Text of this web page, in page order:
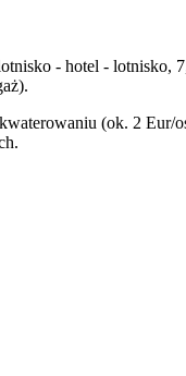
- hotel -
(ok. 2